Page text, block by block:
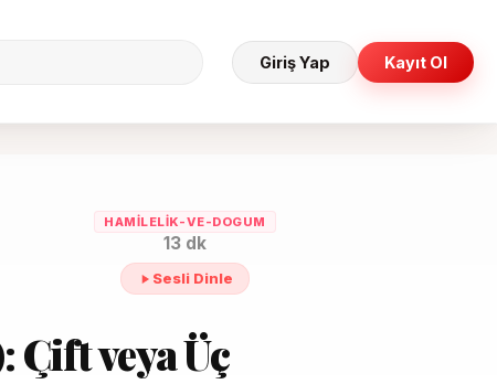
Giriş Yap Kayıt Ol
HAMILELIK-VE-DOGUM
13 dk
Sesli Dinle
veya Üç